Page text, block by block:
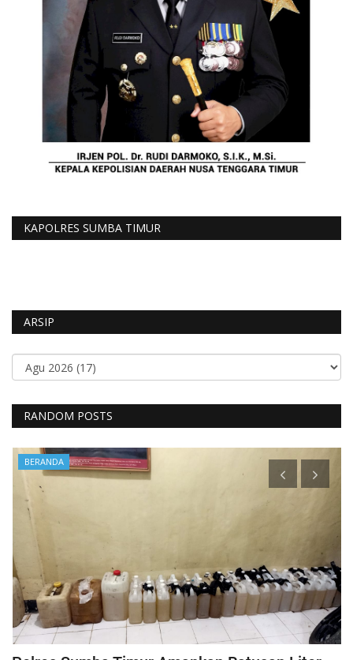
KAPOLRES SUMBA TIMUR
ARSIP
RANDOM POSTS
BERANDA